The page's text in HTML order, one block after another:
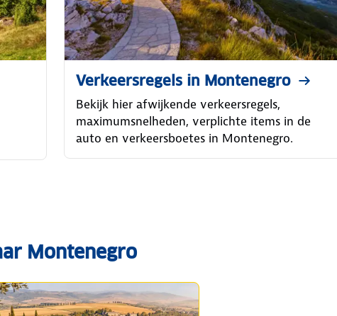
Verkeersregels in Montenegro
Bekijk hier afwijkende verkeersregels,
maximumsnelheden, verplichte items in de
auto en verkeersboetes in Montenegro.
Montenegro